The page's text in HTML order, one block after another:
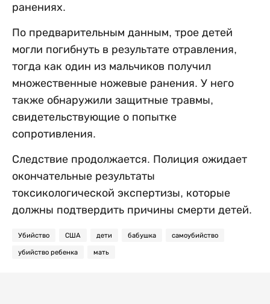
ранениях.
По предварительным данным, трое детей
могли погибнуть в результате отравления,
тогда как один из мальчиков получил
множественные ножевые ранения. У него
также обнаружили защитные травмы,
свидетельствующие о попытке
сопротивления.
Следствие продолжается. Полиция ожидает
окончательные результаты
токсикологической экспертизы, которые
должны подтвердить причины смерти детей.
Убийство США дети бабушка самоубийство
убийство ребенка мать